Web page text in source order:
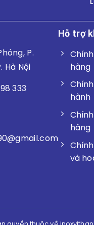
P.
Hà Nội
333
com
Hỗ trợ
hàng
hành
hàng
và